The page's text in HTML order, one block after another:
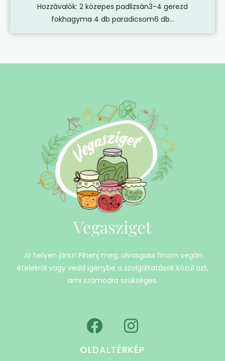
Hozzávalók: 2 közepes padlizsán3-4 gerezd
fokhagyma 4 db paradicsom6 db...
Vegasziget
Jó helyen jársz! Pihenj meg, olvasgass finom vegán
ételekről vagy vedd igénybe a szolgáltatások közül azt,
ami számodra szükséges.
OLDALTÉRKÉP